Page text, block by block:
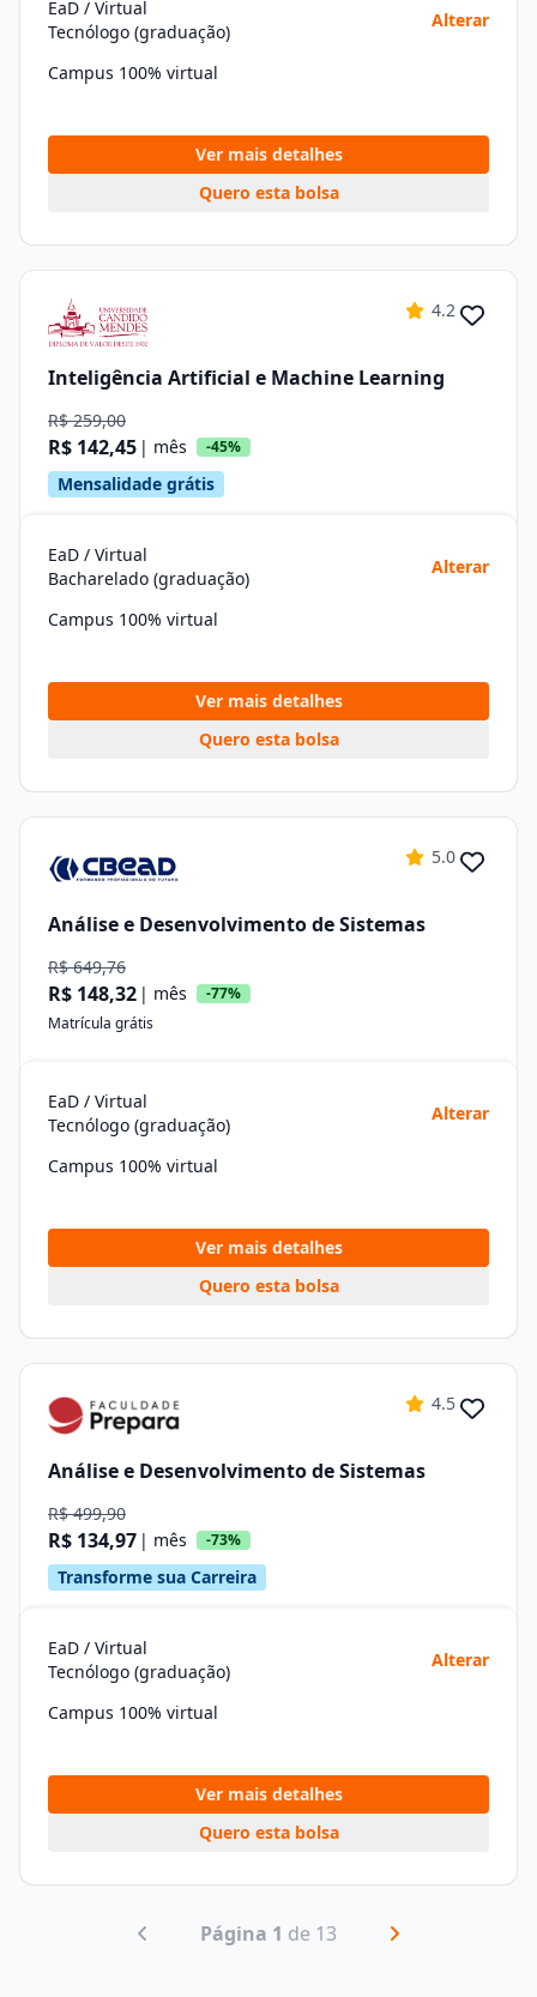
EaD / Virtual
Tecnólogo (graduação)
Alterar
Campus 100% virtual
Ver mais detalhes
Quero esta bolsa
4.2
Inteligência Artificial e Machine Learning
R$ 259,00
R$ 142,45 | mês -45%
Mensalidade grátis
EaD / Virtual
Bacharelado (graduação)
Alterar
Campus 100% virtual
Ver mais detalhes
Quero esta bolsa
5.0
Análise e Desenvolvimento de Sistemas
R$ 649,76
R$ 148,32 | mês
-77%
Matrícula grátis
EaD / Virtual
Tecnólogo (graduação)
Alterar
Campus 100% virtual
Ver mais detalhes
Quero esta bolsa
4.5
Análise e Desenvolvimento de Sistemas
R$ 499,90
R$ 134,97 | mês -73%
Transforme sua Carreira
EaD / Virtual
Tecnólogo (graduação)
Alterar
Campus 100% virtual
Ver mais detalhes
Quero esta bolsa
Página 1 de 13